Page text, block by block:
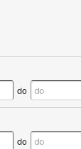
do
do